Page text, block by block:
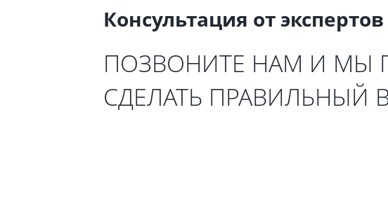
Консультация от экспертов
ПОЗВОНИТЕ НАМ И МЫ
СДЕЛАТЬ ПРАВИЛЬНЫЙ